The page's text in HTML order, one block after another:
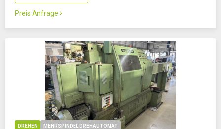
Preis Anfrage
DREHEN MEHRSPINDEL DREHAUTOMAT